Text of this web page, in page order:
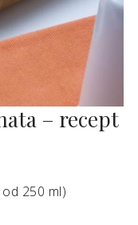
– recept
250 ml)